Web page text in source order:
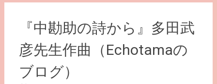
『中勘助の詩から』多田武
彦先生作曲（Echotamaの
ブログ）